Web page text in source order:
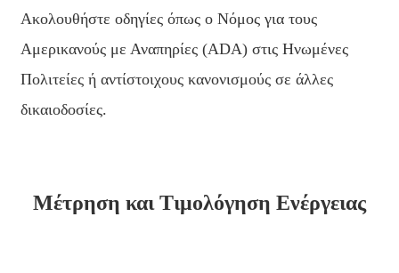
বাংলা
ಕನ್ನಡ
Ακολουθήστε οδηγίες όπως ο Νόμος για τους
Αμερικανούς με Αναπηρίες (ADA) στις Ηνωμένες
Πολιτείες ή αντίστοιχους κανονισμούς σε άλλες
δικαιοδοσίες.
Μέτρηση και Τιμολόγηση Ενέργειας